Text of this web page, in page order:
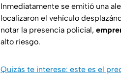
Inmediatamente se emitió una
localizaron el vehículo
notar la presencia policial,
alto riesgo.
Quizás te interese: este es el